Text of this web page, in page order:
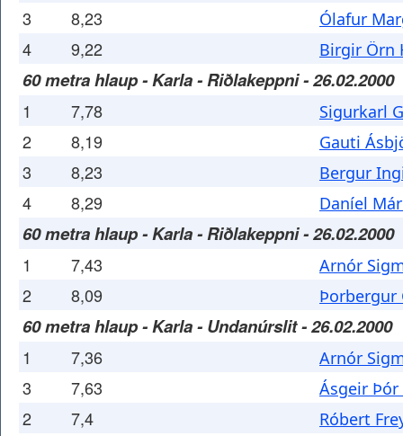
3 8,23 Ólafur
4 9,22 Birgir Örn
60 metra hlaup - Karla - Riðlakeppni - 26.02.2000
1 7,78 Sigurkarl
2 8,19 Gauti
3 8,23 Bergur
4 8,29 Daníel
60 metra hlaup - Karla - Riðlakeppni - 26.02.2000
1 7,43 Arnór
2 8,09 Þorbergur
60 metra hlaup - Karla - Undanúrslit - 26.02.2000
1 7,36 Arnór
3 7,63 Ásgeir Þór
2 7,4 Róbert